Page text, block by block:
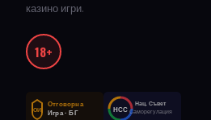
казино игри.
18+
ОИ
Отговорна
Игра · БГ
НСС
Нац. Съвет
Саморегулация